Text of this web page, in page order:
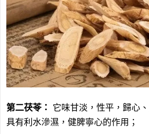
第二茯苓： 它味甘淡，性平，歸心
具有利水滲濕，健脾寧心的作用；